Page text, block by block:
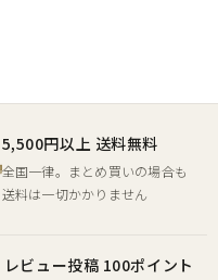
5,500円以上 送料無料
全国一律。まとめ買いの場合も
送料は一切かかりません
レビュー投稿 100ポイント